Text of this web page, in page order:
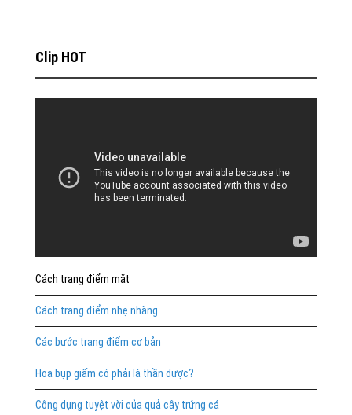
Clip HOT
Cách trang điểm mắt
Cách trang điểm nhẹ nhàng
Các bước trang điểm cơ bản
Hoa bụp giấm có phải là thần dược?
Công dụng tuyệt vời của quả cây trứng cá